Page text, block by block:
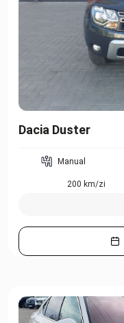
Dacia Duster
Manual
200 km/zi